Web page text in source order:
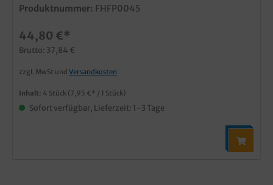
Produktnummer: FHFP0045
44,80 €*
Brutto: 37,84 €
zzgl. MwSt und Versandkosten
Inhalt: 4 Stück (7,95 €* / 1 Stück)
Sofort verfügbar, Lieferzeit: 1-3 Tage